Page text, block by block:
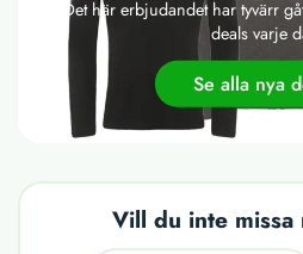
Det här erbjudandet har tyvärr
deals varje
Se alla nya
Vill du inte missa